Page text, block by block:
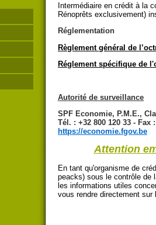
Intermédiaire en crédit à la
Rénoprêts exclusivement)
Réglementation
Règlement général de
Réglement spécifique de
Autorité de surveillance
SPF Economie, P.M.E.,
Tél. : +32 800 120 33 - Fax
https://economie.fgov.be
Attention
En tant qu'organisme de
peacks) sous le contrôle de
les informations utiles
vous rendre directement